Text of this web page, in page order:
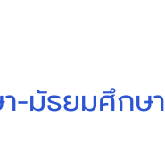
-มัธยมศึกษา